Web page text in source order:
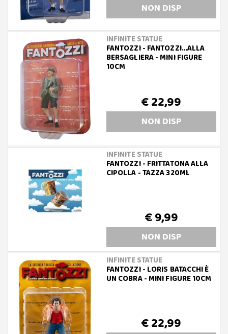
NON DISP
INFINITE STATUE
FANTOZZI - FANTOZZI…ALLA
BERSAGLIERA - MINI FIGURE
10CM
€ 22,99
NON DISP
INFINITE STATUE
FANTOZZI - FRITTATONA ALLA
CIPOLLA - TAZZA 320ML
€ 9,99
NON DISP
INFINITE STATUE
FANTOZZI - LORIS BATACCHI È
UN COBRA - MINI FIGURE 10CM
€ 22,99